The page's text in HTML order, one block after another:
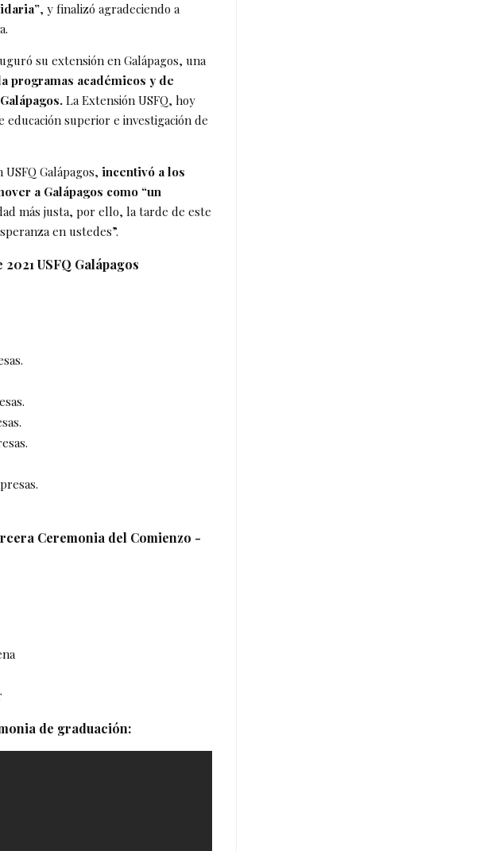
, y finalizó agradeciendo a
su extensión en Galápagos, una
programas académicos y de
La Extensión USFQ, hoy
superior e investigación de
Galápagos, incentivó a los
a Galápagos como “un
más justa, por ello, la tarde de este
en ustedes”.
USFQ Galápagos
Ceremonia del Comienzo -
de graduación: